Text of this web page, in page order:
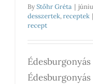
ByStőhr Gréta |
desszertek,receptek |
recept